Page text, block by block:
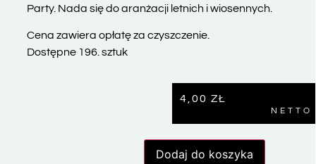
Party. Nada się do aranżacji letnich i wiosennych.
Cena zawiera opłatę za czyszczenie.
Dostępne 196. sztuk
4,00 ZŁ
NETTO
Dodaj do koszyka